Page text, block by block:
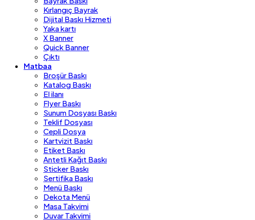
Kırlangıç Bayrak
Dijital Baskı Hizmeti
Yaka kartı
X Banner
Quick Banner
Çıktı
Matbaa
Broşür Baskı
Katalog Baskı
El ilanı
Flyer Baskı
Sunum Dosyası Baskı
Teklif Dosyası
Cepli Dosya
Kartvizit Baskı
Etiket Baskı
Antetli Kağıt Baskı
Sticker Baskı
Sertifika Baskı
Menü Baskı
Dekota Menü
Masa Takvimi
Duvar Takvimi